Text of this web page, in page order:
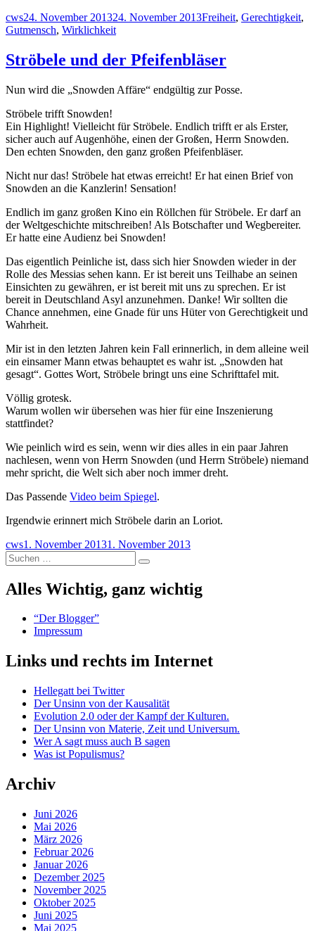
ist
wahrhaftiges
ein
Muss
jeden!
nur
ein
Vorspiel
zur
Diktatur?“
Autor
cwsVeröffentlicht
am
24. November 201324. November 2013Schlagwörter
Freiheit, Gerechtigkeit,
Gutmensch, Wirklichkeit
Ströbele und der Pfeifenbläser
Nun wird die „Snowden Affäre“ endgültig zur Posse.
Ströbele trifft Snowden!
Ein Highlight! Vielleicht für Ströbele. Endlich trifft er als Erster,
sicher auch auf Augenhöhe, einen der Großen, Herrn Snowden.
Den echten Snowden, den ganz großen Pfeifenbläser.
Nicht nur das! Ströbele hat etwas erreicht! Er hat einen Brief von
Snowden an die Kanzlerin! Sensation!
Endlich im ganz großen Kino ein Röllchen für Ströbele. Er darf an
der Weltgeschichte mitschreiben! Als Botschafter und Wegbereiter.
Er hatte eine Audienz bei Snowden!
Das eigentlich Peinliche ist, dass sich hier Snowden wieder in der
Rolle des Messias sehen kann. Er ist bereit uns Teilhabe an seinen
Einsichten zu gewähren, er ist bereit mit uns zu sprechen. Er ist
bereit in Deutschland Asyl anzunehmen. Danke! Wir sollten die
Chance annehmen, eine Gnade für uns Hüter von Gerechtigkeit und
Wahrheit.
Mir ist in den letzten Jahren kein Fall erinnerlich, in dem alleine weil
ein einsamer Mann etwas behauptet es wahr ist. „Snowden hat
gesagt“. Gottes Wort, Ströbele bringt uns eine Schrifttafel mit.
Völlig grotesk.
Warum wollen wir übersehen was hier für eine Inszenierung
stattfindet?
Wie peinlich wird es sein, wenn wir dies alles in ein paar Jahren
nachlesen, wenn von Herrn Snowden (und Herrn Ströbele) niemand
mehr spricht, die Welt sich aber noch immer dreht.
Das Passende Video beim Spiegel.
Irgendwie erinnert mich Ströbele darin an Loriot.
Autor
cwsVeröffentlicht
am
1. November 20131. November 2013
Suchen
nach:
Suchen
Alles Wichtig, ganz wichtig
“Der Blogger”
Impressum
Links und rechts im Internet
Hellegatt bei Twitter
Der Unsinn von der Kausalität
Evolution 2.0 oder der Kampf der Kulturen.
Der Unsinn von Materie, Zeit und Universum.
Wer A sagt muss auch B sagen
Was ist Populismus?
Archiv
Juni 2026
Mai 2026
März 2026
Februar 2026
Januar 2026
Dezember 2025
November 2025
Oktober 2025
Juni 2025
Mai 2025